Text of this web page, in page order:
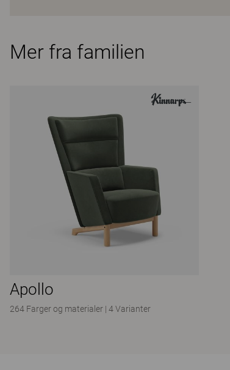
Mer fra familien
Apollo
264 Farger og materialer | 4 Varianter